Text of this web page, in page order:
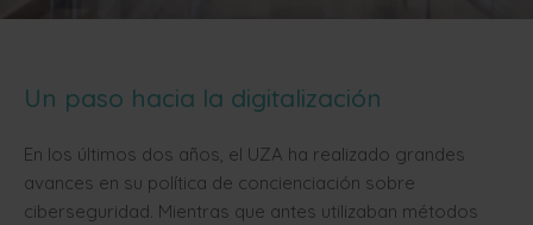
Un paso hacia la digitalización
En los últimos dos años, el UZA ha realizado grandes
avances en su política de concienciación sobre
ciberseguridad. Mientras que antes utilizaban métodos